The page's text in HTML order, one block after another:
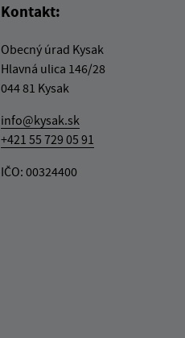
Kontakt:
Obecný úrad Kysak
Hlavná ulica 146/28
044 81 Kysak
info@kysak.sk
+421 55 729 05 91
IČO: 00324400